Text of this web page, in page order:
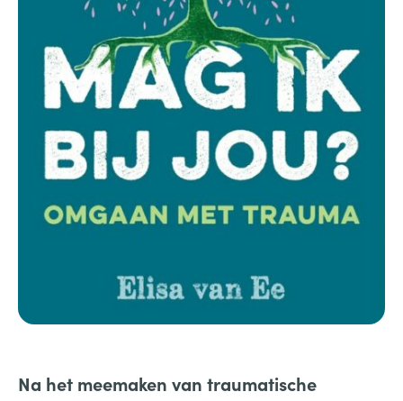
Na het meemaken van traumatische